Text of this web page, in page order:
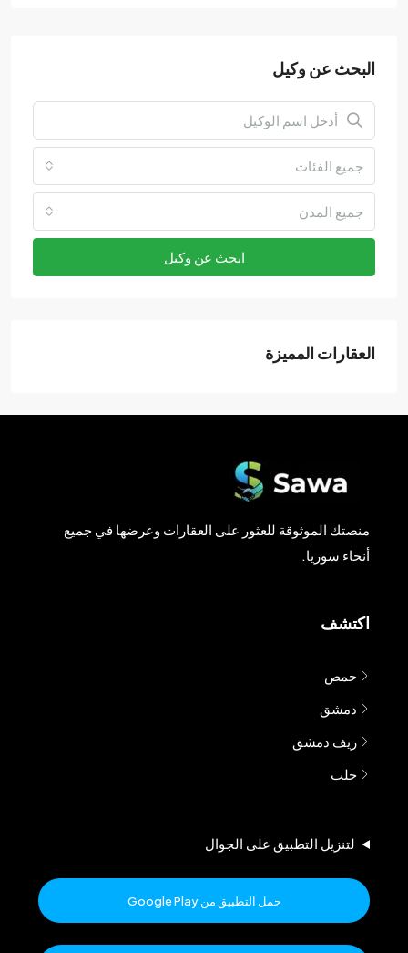
البحث عن وكيل
جميع الفئات
جميع المدن
ابحث عن وكيل
العقارات المميزة
منصتك الموثوقة للعثور على العقارات وعرضها في جميع
أنحاء سوريا.
اكتشف
حمص
دمشق
ريف دمشق
حلب
لتنزيل التطبيق على الجوال
حمل التطبيق من Google Play